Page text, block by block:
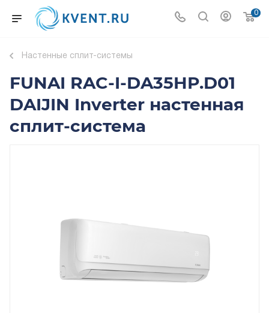
0
Настенные сплит-системы
FUNAI RAC-I-DA35HP.D01
DAIJIN Inverter настенная
сплит-система